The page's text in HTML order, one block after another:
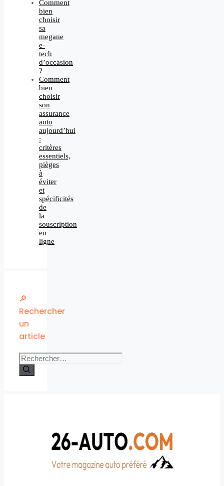
Comment
bien
choisir
sa
megane
e-
tech
d’occasion
?
Comment
bien
choisir
son
assurance
auto
aujourd’hui
:
critères
essentiels,
pièges
à
éviter
et
spécificités
de
la
souscription
en
ligne
🔎
Rechercher
un
article
Rechercher :